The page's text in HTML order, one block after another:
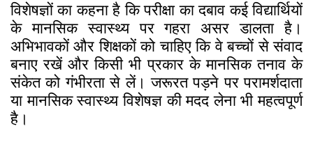
विशेषज्ञों का कहना है कि परीक्षा का दबाव कई विद्यार्थियों
के मानसिक स्वास्थ्य पर गहरा असर डालता है।
अभिभावकों और शिक्षकों को चाहिए कि वे बच्चों से संवाद
बनाए रखें और किसी भी प्रकार के मानसिक तनाव के
संकेत को गंभीरता से लें। जरूरत पड़ने पर परामर्शदाता
या मानसिक स्वास्थ्य विशेषज्ञ की मदद लेना भी महत्वपूर्ण
है।